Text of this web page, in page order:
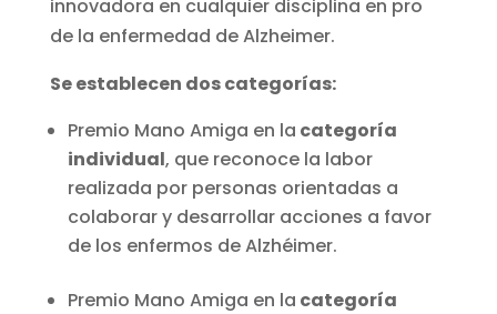
innovadora en cualquier disciplina en pro
de la enfermedad de Alzheimer.
Se establecen dos categorías:
Premio Mano Amiga en la categoría
individual, que reconoce la labor
realizada por personas orientadas a
colaborar y desarrollar acciones a favor
de los enfermos de Alzhéimer.
Premio Mano Amiga en la categoría